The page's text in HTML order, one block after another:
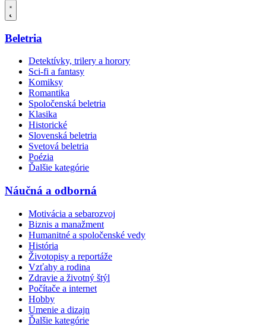
Beletria
Detektívky, trilery a horory
Sci-fi a fantasy
Komiksy
Romantika
Spoločenská beletria
Klasika
Historické
Slovenská beletria
Svetová beletria
Poézia
Ďalšie kategórie
Náučná a odborná
Motivácia a sebarozvoj
Biznis a manažment
Humanitné a spoločenské vedy
História
Životopisy a reportáže
Vzťahy a rodina
Zdravie a životný štýl
Počítače a internet
Hobby
Umenie a dizajn
Ďalšie kategórie